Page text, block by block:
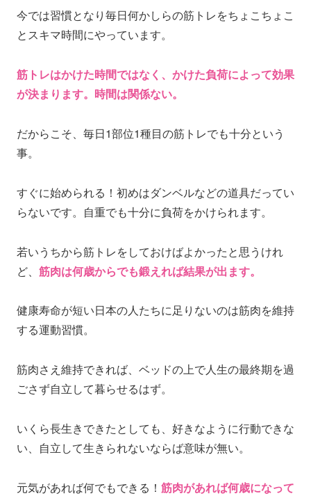
今では習慣となり毎日何かしらの筋トレをちょこちょこ
とスキマ時間にやっています。
筋トレはかけた時間ではなく、かけた負荷によって効果
が決まります。時間は関係ない。
だからこそ、毎日1部位1種目の筋トレでも十分という
事。
すぐに始められる！初めはダンベルなどの道具だってい
らないです。自重でも十分に負荷をかけられます。
若いうちから筋トレをしておけばよかったと思うけれ
ど、 筋肉は何歳からでも鍛えれば結果が出ます。
健康寿命が短い日本の人たちに足りないのは筋肉を維持
する運動習慣。
筋肉さえ維持できれば、ベッドの上で人生の最終期を過
ごさず自立して暮らせるはず。
いくら長生きできたとしても、好きなように行動できな
い、自立して生きられないならば意味が無い。
元気があれば何でもできる！ 筋肉があれば何歳になって